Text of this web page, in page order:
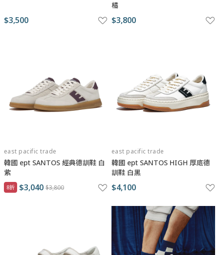
$3,500
橘
$3,800
east pacific trade
韓國 ept SANTOS 經典德訓鞋 白
紫
8折 $3,040 $3,800
east pacific trade
韓國 ept SANTOS HIGH 厚底德
訓鞋 白黑
$4,100